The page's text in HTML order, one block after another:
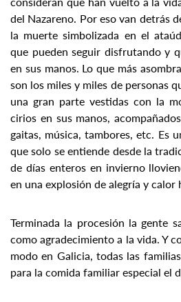
del Nazareno. Por eso van detrás
la muerte simbolizada en el
que pueden seguir disfrutando y
en sus manos. Lo que más
son los miles y miles de personas
una gran parte vestidas con la
cirios en sus manos,
gaitas, música, tambores, etc. Es
que solo se entiende desde la
de días enteros en invierno
en una explosión de alegría y calor
Terminada la procesión la gente
como agradecimiento a la vida. Y
modo en Galicia, todas las
para la comida familiar especial el